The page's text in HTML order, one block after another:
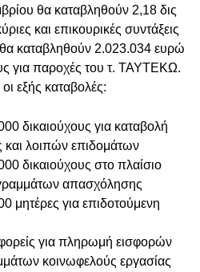
θα καταβληθούν 2,18 δις
και επικουρικές συντάξεις
θα καταβληθούν 2.023.034 ευρώ
για παροχές του τ. ΤΑΥΤΕΚΩ.
εξής καταβολές:
δικαιούχους για καταβολή
και λοιπών επιδομάτων
δικαιούχους στο πλαίσιο
απασχόλησης
μητέρες για επιδοτούμενη
για πληρωμή εισφορών
κοινωφελούς εργασίας